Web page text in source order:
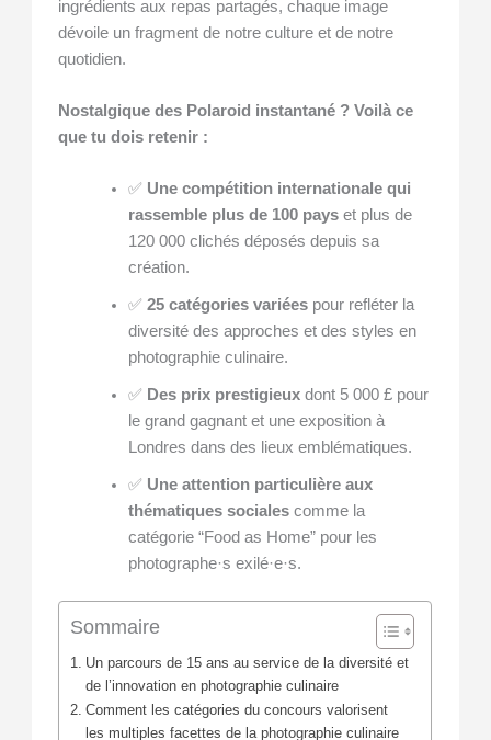
ingrédients aux repas partagés, chaque image
dévoile un fragment de notre culture et de notre
quotidien.
Nostalgique des Polaroid instantané ? Voilà ce
que tu dois retenir :
✅ Une compétition internationale qui
rassemble plus de 100 payset plus de
120 000 clichés déposés depuis sa
création.
✅ 25 catégories variéespour refléter la
diversité des approches et des styles en
photographie culinaire.
✅ Des prix prestigieuxdont 5 000 £ pour
le grand gagnant et une exposition à
Londres dans des lieux emblématiques.
✅ Une attention particulière aux
thématiques socialescomme la
catégorie “Food as Home” pour les
photographe·s exilé·e·s.
Sommaire
Un parcours de 15 ans au service de la diversité et
de l’innovation en photographie culinaire
Comment les catégories du concours valorisent
les multiples facettes de la photographie culinaire